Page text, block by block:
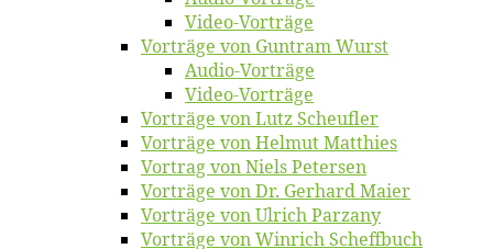
Vi­deo-Vor­trä­ge
Vor­trä­ge von Gun­tram Wurst
Au­dio-Vor­trä­ge
Vi­deo-Vor­trä­ge
Vor­trä­ge von Lutz Scheufler
Vor­trä­ge von Hel­mut Matthies
Vor­trag von Niels Petersen
Vor­trä­ge von Dr. Ger­hard Maier
Vor­trä­ge von Ul­rich Parzany
Vor­trä­ge von Win­rich Scheffbuch